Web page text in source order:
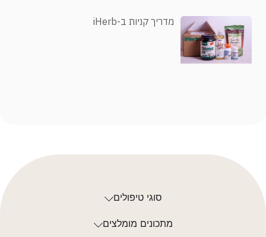
מדריך קניות ב-iHerb
סוגי טיפולים
מתכונים מומלצים